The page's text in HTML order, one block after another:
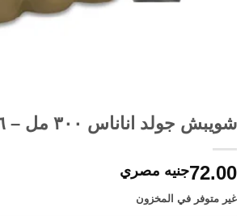
شويبش جولد اناناس ٣٠٠ مل – ٦ عبوات
72.00جنيه مصري
غير متوفر في المخزون